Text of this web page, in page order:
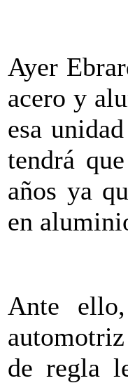
Ayer
acero y
esa
tendrá
años ya
en
Ante
de regla